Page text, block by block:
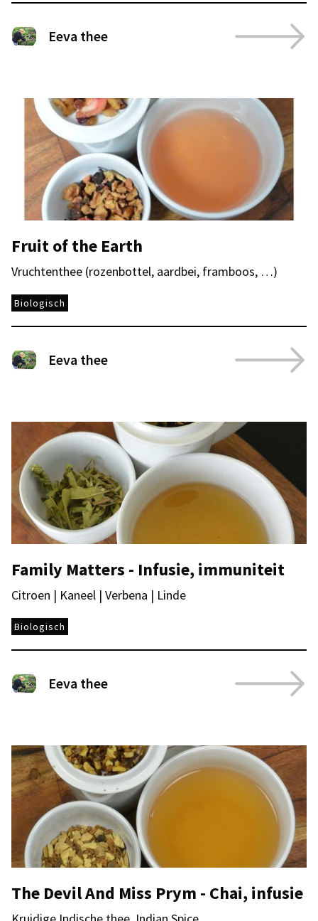
Eeva thee
Fruit of the Earth
Vruchtenthee (rozenbottel, aardbei, framboos, …)
Biologisch
Eeva thee
Family Matters - Infusie, immuniteit
Citroen | Kaneel | Verbena | Linde
Biologisch
Eeva thee
The Devil And Miss Prym - Chai, infusie